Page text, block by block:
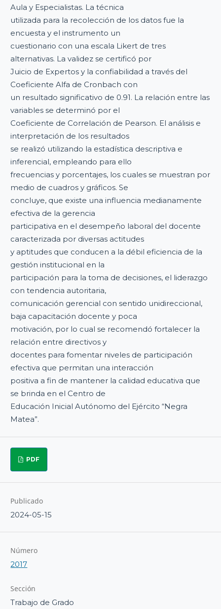
Aula y Especialistas. La técnica
utilizada para la recolección de los datos fue la
encuesta y el instrumento un
cuestionario con una escala Likert de tres
alternativas. La validez se certificó por
Juicio de Expertos y la confiabilidad a través del
Coeficiente Alfa de Cronbach con
un resultado significativo de 0.91. La relación entre las
variables se determinó por el
Coeficiente de Correlación de Pearson. El análisis e
interpretación de los resultados
se realizó utilizando la estadística descriptiva e
inferencial, empleando para ello
frecuencias y porcentajes, los cuales se muestran por
medio de cuadros y gráficos. Se
concluye, que existe una influencia medianamente
efectiva de la gerencia
participativa en el desempeño laboral del docente
caracterizada por diversas actitudes
y aptitudes que conducen a la débil eficiencia de la
gestión institucional en la
participación para la toma de decisiones, el liderazgo
con tendencia autoritaria,
comunicación gerencial con sentido unidireccional,
baja capacitación docente y poca
motivación, por lo cual se recomendó fortalecer la
relación entre directivos y
docentes para fomentar niveles de participación
efectiva que permitan una interacción
positiva a fin de mantener la calidad educativa que
se brinda en el Centro de
Educación Inicial Autónomo del Ejército “Negra
Matea”.
PDF
Publicado
2024-05-15
Número
2017
Sección
Trabajo de Grado